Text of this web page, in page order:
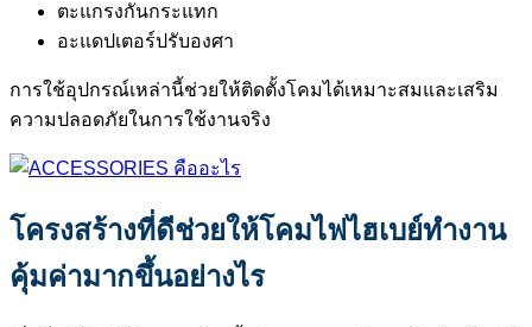
ตะแกรงกันกระแทก
อะแดปเตอร์ปรับองศา
การใช้อุปกรณ์เหล่านี้ช่วยให้ติดตั้งโคมได้เหมาะสมและเสริม
ความปลอดภัยในการใช้งานจริง
โครงสร้างที่ดีช่วยให้โคมไฟไฮเบย์ทำงาน
คุ้มค่ามากขึ้นอย่างไร